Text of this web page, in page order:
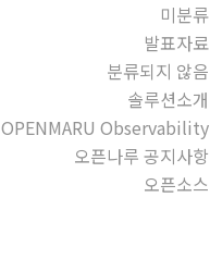
미분류
발표자료
분류되지 않음
솔루션소개
OPENMARU Observability
오픈나루 공지사항
오픈소스